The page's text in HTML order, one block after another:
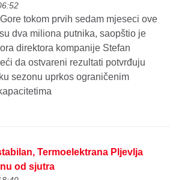
tokom prvih sedam mjeseci ove
dva miliona putnika, saopštio je
direktora kompanije Stefan
da ostvareni rezultati potvrđuju
sezonu uprkos ograničenim
Termoelektrana Pljevlja
od sjutra